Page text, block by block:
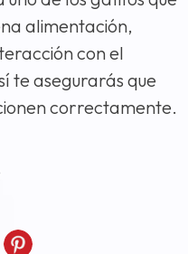
alimentación,
con el
te asegurarás que
correctamente.